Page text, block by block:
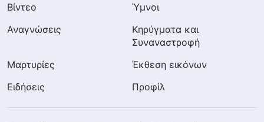
Βίντεο
Ύμνοι
Αναγνώσεις
Κηρύγματα και
Συναναστροφή
Μαρτυρίες
Έκθεση εικόνων
Ειδήσεις
Προφίλ